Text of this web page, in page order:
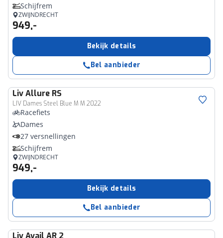
Schijfrem
ZWIJNDRECHT
949,-
Bekijk details
Bel aanbieder
LivAllure RS
LIV Dames Steel Blue M M 2022
Racefiets
Dames
27 versnellingen
Schijfrem
ZWIJNDRECHT
949,-
Bekijk details
Bel aanbieder
LivAvail AR 2